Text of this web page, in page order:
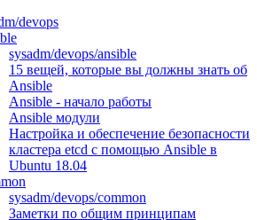
devops
sysadm/devops/ansible
15 вещей, которые вы должны знать об
Ansible
Ansible - начало работы
Ansible модули
Настройка и обеспечение безопасности
кластера etcd с помощью Ansible в
Ubuntu 18.04
sysadm/devops/common
Заметки по общим принципам